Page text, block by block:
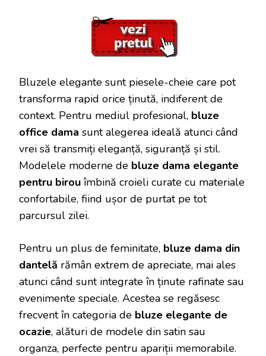
Bluzele elegante sunt piesele-cheie care pot
transforma rapid orice ținută, indiferent de
context. Pentru mediul profesional, bluze
office dama sunt alegerea ideală atunci când
vrei să transmiți eleganță, siguranță și stil.
Modelele moderne de bluze dama elegante
pentru birou îmbină croieli curate cu materiale
confortabile, fiind ușor de purtat pe tot
parcursul zilei.
Pentru un plus de feminitate, bluze dama din
dantelă rămân extrem de apreciate, mai ales
atunci când sunt integrate în ținute rafinate sau
evenimente speciale. Acestea se regăsesc
frecvent în categoria de bluze elegante de
ocazie, alături de modele din satin sau
organza, perfecte pentru apariții memorabile.